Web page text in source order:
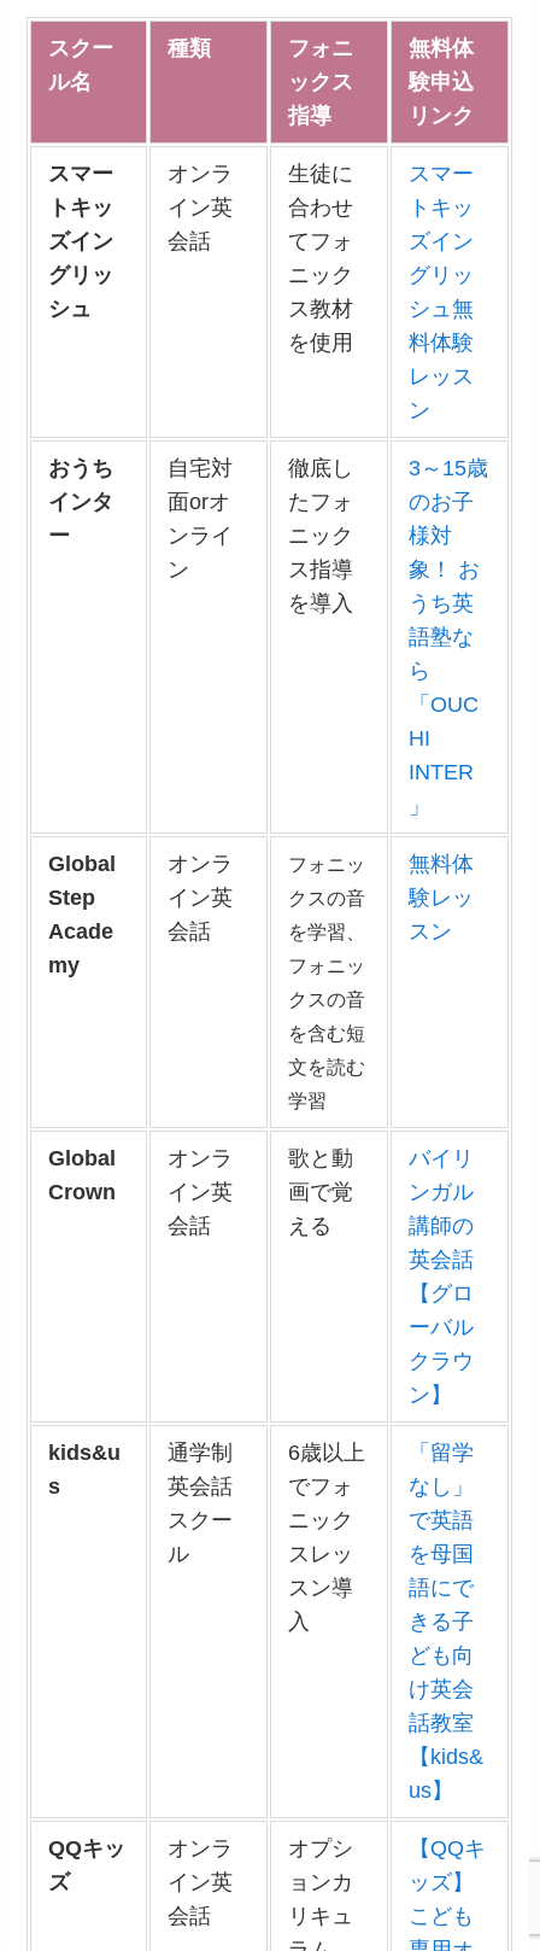
スクー
ル名
種類
フォニ
ックス
指導
無料体
験申込
リンク
スマー
トキッ
ズイン
グリッ
シュ
オンラ
イン英
会話
生徒に
合わせ
てフォ
ニック
ス教材
を使用
スマー
トキッ
ズイン
グリッ
シュ無
料体験
レッス
ン
おうち
インタ
ー
自宅対
面orオ
ンライ
ン
徹底し
たフォ
ニック
ス指導
を導入
3～15歳
のお子
様対
象！ お
うち英
語塾な
ら
「OUC
HI
INTER
」
Global
Step
Acade
my
オンラ
イン英
会話
フォニッ
クスの音
を学習、
フォニッ
クスの音
を含む短
文を読む
学習
無料体
験レッ
スン
Global
Crown
オンラ
イン英
会話
歌と動
画で覚
える
バイリ
ンガル
講師の
英会話
【グロ
ーバル
クラウ
ン】
kids&u
s
通学制
英会話
スクー
ル
6歳以上
でフォ
ニック
スレッ
スン導
入
「留学
なし」
で英語
を母国
語にで
きる子
ども向
け英会
話教室
【kids&
us】
QQキッ
ズ
オンラ
イン英
会話
オプシ
ョンカ
リキュ
【QQキ
ッズ】
こども